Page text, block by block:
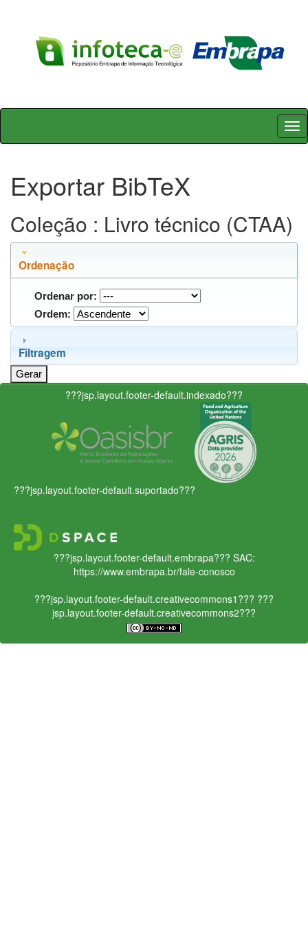
Skip
Exportar BibTeX
Coleção : Livro técnico (CTAA)
Ordenação
Ordenar por:
Ordem:
Filtragem
???jsp.layout.footer-default.indexado???
???jsp.layout.footer-default.suportado???
???jsp.layout.footer-default.embrapa??? SAC:
https://www.embrapa.br/fale-conosco
???jsp.layout.footer-default.creativecommons1??? ???
jsp.layout.footer-default.creativecommons2???